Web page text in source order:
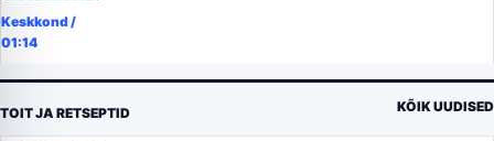
Keskkond/
01:14
TOIT JA RETSEPTID KÕIK UUDISED